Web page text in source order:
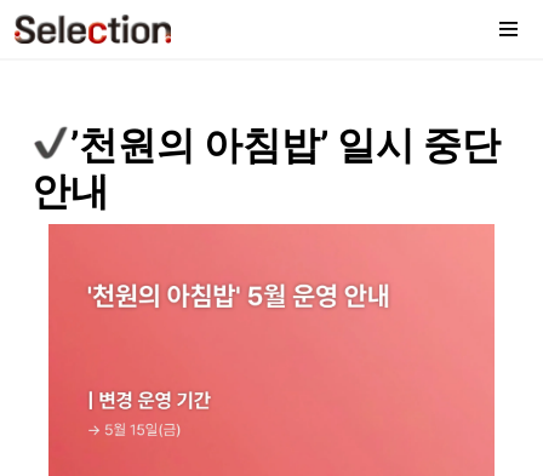
’천원의 아침밥’ 일시 중단
안내